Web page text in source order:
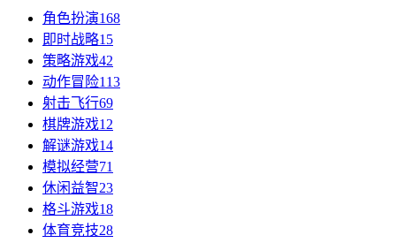
角色扮演168
即时战略15
策略游戏42
动作冒险113
射击飞行69
棋牌游戏12
解谜游戏14
模拟经营71
休闲益智23
格斗游戏18
体育竞技28